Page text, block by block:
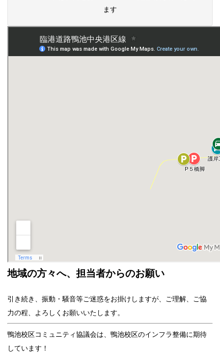
ます
地域の方々へ、担当者からのお願い
引き続き、振動・騒音等ご迷惑をお掛けしますが、ご理解、ご協
力の程、よろしくお願いいたします。
鴨池校区コミュニティ協議会は、鴨池校区のインフラ整備に期待
しています！